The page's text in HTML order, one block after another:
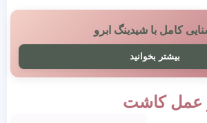
کامل با شیدینگ ابرو
بیشتر بخوانید
عمل کاشت